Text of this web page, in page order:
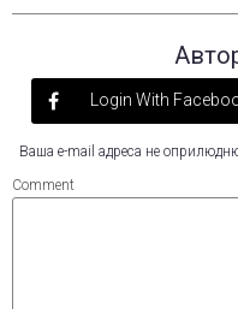
Login With
Ваша e-mail адреса не
Comment